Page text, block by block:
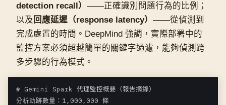
detection recall） ——正確識別問題行為的比例；
以及 回應延遲（response latency） ——從偵測到
完成處置的時間。DeepMind 強調，實際部署中的
監控方案必須超越簡單的關鍵字過濾，能夠偵測跨
多步驟的行為模式。
# Gemini Spark 代理監控概要（報告摘錄）
分析軌跡數量：1,000,000 條